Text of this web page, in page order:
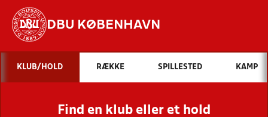
DBU KØBENHAVN
Hvad vil du søge efter?
INDHOLD OG NYHEDER
STILLINGER, RESULTATER, KLUBBER OG
KLUB/HOLD RÆKKE SPILLESTED KAMP
Find en klub eller et hold